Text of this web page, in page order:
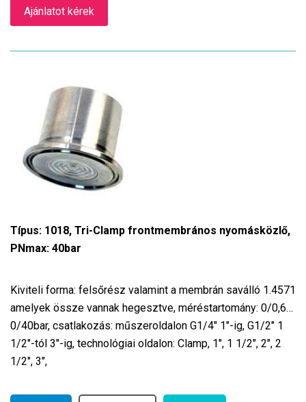
Ajánlatot kérek
Típus: 1018, Tri-Clamp frontmembrános nyomásközlő,
PNmax: 40bar
Kiviteli forma: felsőrész valamint a membrán saválló 1.4571
amelyek össze vannak hegesztve, méréstartomány: 0/0,6…
0/40bar, csatlakozás: műszeroldalon G1/4″ 1″-ig, G1/2″ 1
1/2″-tól 3″-ig, technológiai oldalon: Clamp, 1″, 1 1/2″, 2″, 2
1/2″, 3″,